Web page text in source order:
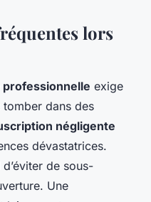
lors
professionnelle exige
dans des
négligente
dévastatrices.
de sous-
Une